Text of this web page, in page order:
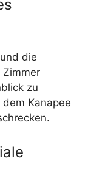
die
Zimmer
zu
Kanapee